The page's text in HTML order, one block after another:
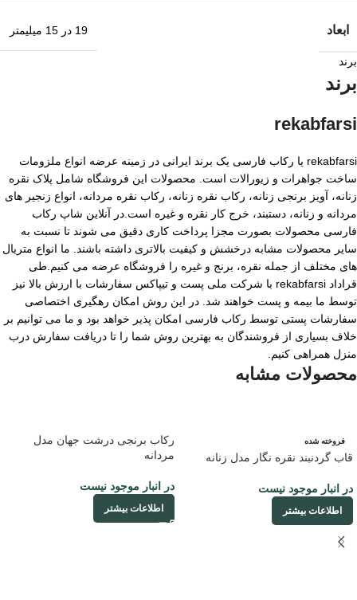
ابعاد 19 در 15 میلیمتر
برند
برند
rekabfarsi
rekabfarsi یا رکاب فارسی یک برند ایرانی در زمینه عرضه انواع ملزومات
ساخت جواهرات و زیورالات است. محصولات این فروشگاه شامل پلاک نقره
زنانه، آویز برنجی زنانه، رکاب نقره زنانه، رکاب نقره مردانه، انواع زنجیر های
مردانه و زنانه، دستبند، خرج کار نقره و غیره است.در آنلاین شاپ رکاب
فارسی محصولات بصورت مجزا پرداخت کاری دقیق می شوند تا نسبت به
سایر محصولات مشابه درخشش و کیفیت بالاتری داشته باشند. ما انواع متریال
های مختلف از جمله نقره، برنج و غیره را فروشگاه عرضه می کنیم.طی
قراداد rekabfarsi با شرکت ملی پست و تیپاکس سفارشات با ارزش بالا نیز
توسط ما بیمه و پست خواهند شد. در این روش امکان رهگیری اختصاصی
سفارشات پستی توسط رکاب فارسی امکان پذیر خواهد بود و ما می توانیم بر
خلاف بسیاری از فروشندگان به بهترین روش شما را تا دریافت سفارش درب
منزل همراهی کنیم.
محصولات مشابه
فروخته شده
قاب گردنبند نقره نگار مدل زنانه
در انبار موجود نیست
اطلاعات بیشتر
رکاب برنجی درشت جهان مدل
مردانه
در انبار موجود نیست
اطلاعات بیشتر